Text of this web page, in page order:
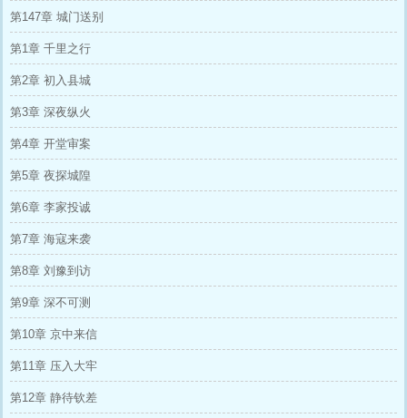
第147章 城门送别
第1章 千里之行
第2章 初入县城
第3章 深夜纵火
第4章 开堂审案
第5章 夜探城隍
第6章 李家投诚
第7章 海寇来袭
第8章 刘豫到访
第9章 深不可测
第10章 京中来信
第11章 压入大牢
第12章 静待钦差